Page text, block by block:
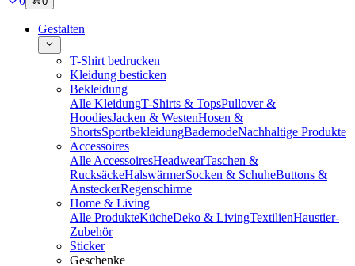
Gestalten
T-Shirt bedrucken
Kleidung besticken
Bekleidung
Alle KleidungT-Shirts & TopsPullover &
HoodiesJacken & WestenHosen &
ShortsSportbekleidungBademodeNachhaltige Produkte
Accessoires
Alle AccessoiresHeadwearTaschen &
RucksäckeHalswärmerSocken & SchuheButtons &
AnsteckerRegenschirme
Home & Living
Alle ProdukteKücheDeko & LivingTextilienHaustier-
Zubehör
Sticker
Geschenke